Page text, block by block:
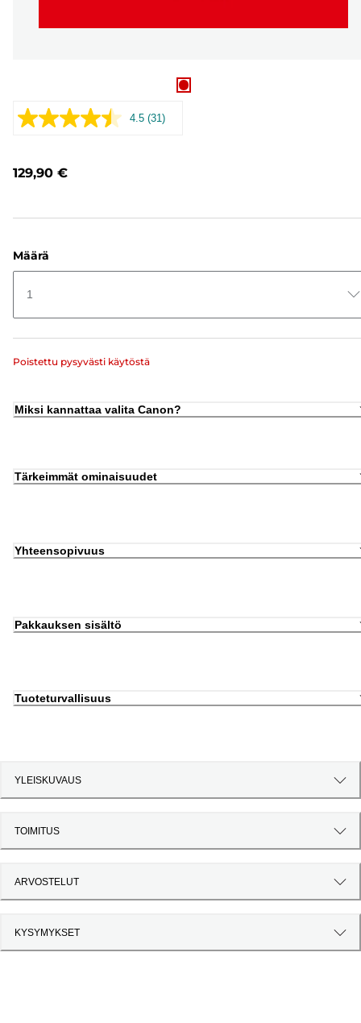
4.5 Lue
(31)
129,90 €
Määrä
1
Poistettu pysyvästi käytöstä
Miksi kannattaa valita Canon?
Tärkeimmät ominaisuudet
Yhteensopivuus
Pakkauksen sisältö
Tuoteturvallisuus
YLEISKUVAUS
TOIMITUS
ARVOSTELUT
KYSYMYKSET